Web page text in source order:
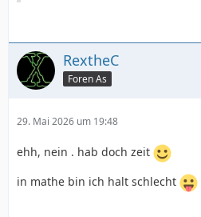
RextheC
Foren As
29. Mai 2026 um 19:48
ehh, nein . hab doch zeit
in mathe bin ich halt schlecht